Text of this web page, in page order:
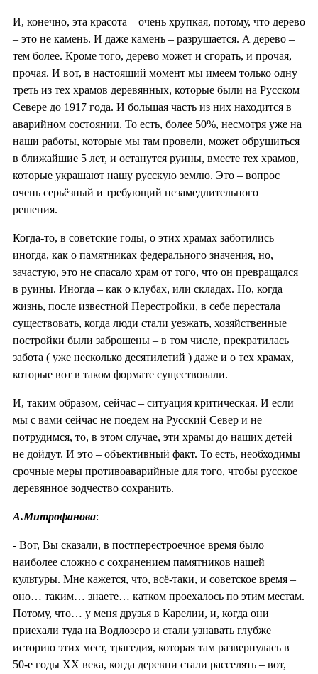
И, конечно, эта красота – очень хрупкая, потому, что дерево
– это не камень. И даже камень – разрушается. А дерево –
тем более. Кроме того, дерево может и сгорать, и прочая,
прочая. И вот, в настоящий момент мы имеем только одну
треть из тех храмов деревянных, которые были на Русском
Севере до 1917 года. И большая часть из них находится в
аварийном состоянии. То есть, более 50%, несмотря уже на
наши работы, которые мы там провели, может обрушиться
в ближайшие 5 лет, и останутся руины, вместе тех храмов,
которые украшают нашу русскую землю. Это – вопрос
очень серьёзный и требующий незамедлительного
решения.
Когда-то, в советские годы, о этих храмах заботились
иногда, как о памятниках федерального значения, но,
зачастую, это не спасало храм от того, что он превращался
в руины. Иногда – как о клубах, или складах. Но, когда
жизнь, после известной Перестройки, в себе перестала
существовать, когда люди стали уезжать, хозяйственные
постройки были заброшены – в том числе, прекратилась
забота ( уже несколько десятилетий ) даже и о тех храмах,
которые вот в таком формате существовали.
И, таким образом, сейчас – ситуация критическая. И если
мы с вами сейчас не поедем на Русский Север и не
потрудимся, то, в этом случае, эти храмы до наших детей
не дойдут. И это – объективный факт. То есть, необходимы
срочные меры противоаварийные для того, чтобы русское
деревянное зодчество сохранить.
А.Митрофанова:
- Вот, Вы сказали, в постперестроечное время было
наиболее сложно с сохранением памятников нашей
культуры. Мне кажется, что, всё-таки, и советское время –
оно… таким… знаете… катком проехалось по этим местам.
Потому, что… у меня друзья в Карелии, и, когда они
приехали туда на Водлозеро и стали узнавать глубже
историю этих мест, трагедия, которая там развернулась в
50-е годы ХХ века, когда деревни стали расселять – вот,